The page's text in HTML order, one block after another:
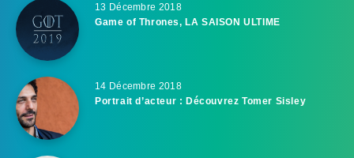
13 Décembre 2018
Game of Thrones, LA SAISON ULTIME
14 Décembre 2018
Portrait d’acteur : Découvrez Tomer Sisley